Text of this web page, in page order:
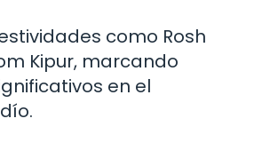
como Rosh
Kipur, marcando
en el